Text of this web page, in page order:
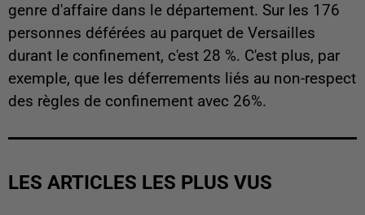
genre d'affaire dans le département. Sur les 176
personnes déférées au parquet de Versailles
durant le confinement, c'est 28 %. C'est plus, par
exemple, que les déferrements liés au non-respect
des règles de confinement avec 26%.
LES ARTICLES LES PLUS VUS